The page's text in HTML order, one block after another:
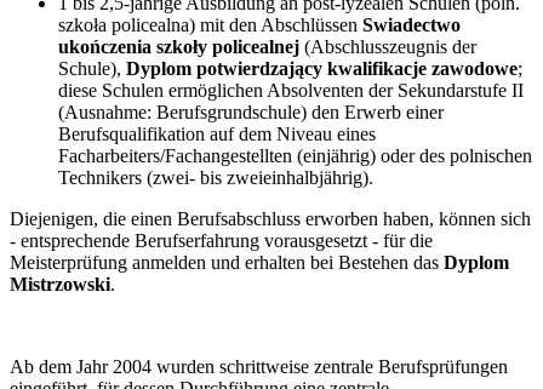
szkoła policealna) mit den Abschlüssen Swiadectwo
ukończenia szkoły policealnej (Abschlusszeugnis der
Schule), Dyplom potwierdzający kwalifikacje zawodowe;
diese Schulen ermöglichen Absolventen der Sekundarstufe II
(Ausnahme: Berufsgrundschule) den Erwerb einer
Berufsqualifikation auf dem Niveau eines
Facharbeiters/Fachangestellten (einjährig) oder des polnischen
Technikers (zwei- bis zweieinhalbjährig).
Diejenigen, die einen Berufsabschluss erworben haben, können sich
- entsprechende Berufserfahrung vorausgesetzt - für die
Meisterprüfung anmelden und erhalten bei Bestehen das Dyplom
Mistrzowski.
Ab dem Jahr 2004 wurden schrittweise zentrale Berufsprüfungen